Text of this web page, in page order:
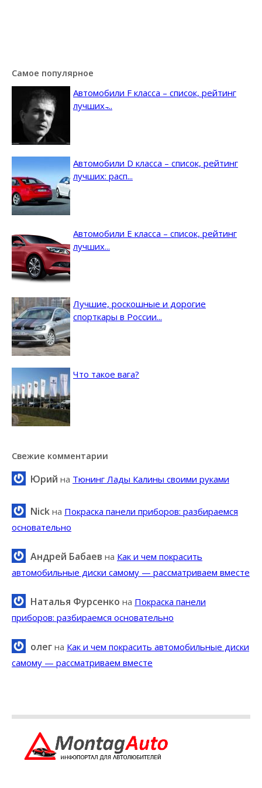
Самое популярное
Автомобили F класса – список, рейтинг
лучших ̵...
Автомобили D класса – список, рейтинг
лучших: расп...
Автомобили E класса – список, рейтинг
лучших...
Лучшие, роскошные и дорогие
спорткары в России...
Что такое вага?
Свежие комментарии
Юрий на Тюнинг Лады Калины своими руками
Nick на Покраска панели приборов: разбираемся
основательно
Андрей Бабаев на Как и чем покрасить
автомобильные диски самому — рассматриваем вместе
Наталья Фурсенко на Покраска панели
приборов: разбираемся основательно
олег на Как и чем покрасить автомобильные диски
самому — рассматриваем вместе